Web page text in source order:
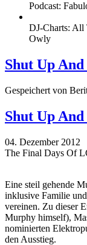
Podcast:
DJ-Charts: All
Owly
Shut Up
Gespeichert von
Shut Up
04. Dezember 2012
The Final Days Of
Eine steil gehende
inklusive Familie
vereinen. Zu dieser
Murphy himself),
nominierten
den Ausstieg.